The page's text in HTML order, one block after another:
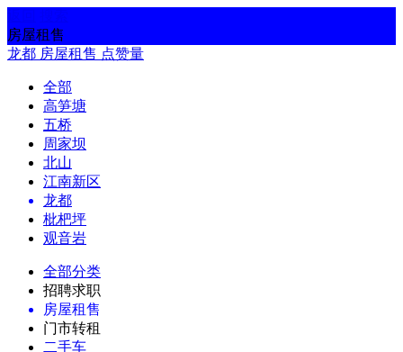
房屋租售
龙都 房屋租售 点赞量
全部
高笋塘
五桥
周家坝
北山
江南新区
龙都
枇杷坪
观音岩
全部分类
招聘求职
房屋租售
门市转租
二手车